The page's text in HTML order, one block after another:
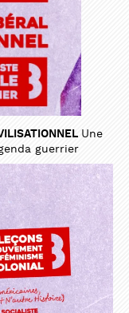
Une
guerrier